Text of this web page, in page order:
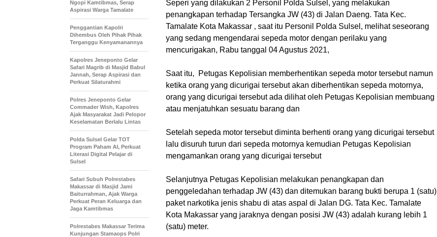
Seperi yang dilakukan 2 Personil Polda Sulsel, yang melakukan
penangkapan terhadap Tersangka JW (43) di Jalan Daeng. Tata Kec.
Tamalate Kota Makassar , saat itu Personil Polda Sulsel, melihat seseorang
yang sedang mengendarai sepeda motor dengan perilaku yang
mencurigakan, Rabu tanggal 04 Agustus 2021,
Saat itu, Petugas Kepolisian memberhentikan sepeda motor tersebut namun
ketika orang yang dicurigai tersebut akan diberhentikan sepeda motornya,
orang yang dicurigai tersebut ada dilihat oleh Petugas Kepolisian membuang
atau menjatuhkan sesuatu barang dan
Setelah sepeda motor tersebut diminta berhenti orang yang dicurigai tersebut
lalu disuruh turun dari sepeda motornya kemudian Petugas Kepolisian
mengamankan orang yang dicurigai tersebut
Selanjutnya Petugas Kepolisian melakukan penangkapan dan
penggeledahan terhadap JW (43) dan ditemukan barang bukti berupa 1 (satu)
paket narkotika jenis shabu di atas aspal di Jalan DG. Tata Kec. Tamalate
Kota Makassar yang jaraknya dengan posisi JW (43) adalah kurang lebih 1
(satu) meter.
Ngopi Kamtibmas, Serap
Aspirasi Warga Tamalate
Penggantian Kapolri
Dihembus Oleh Pihak Pihak
Terganggu Kenyamanannya
Kapolres Jeneponto Gelar
Safari Magrib di Masjid Babul
Jannah, Serap Aspirasi dan
Perkuat Silaturahmi
Polres Jeneponto Gelar
Commader Wish, Kapolres
Ajak Masyarakat Jadi Pelopor
Keselamatan Berlalu Lintas
Polda Sulsel Gelar TOT
Program Paham AI, Perkuat
Literasi Digital Pelajar di
Sulsel
Safari Subuh Polrestabes
Makassar di Masjid Jami
Baiturrahman, Ajak Warga
Perkuat Peran Keluarga dan
Jaga Kamtibmas
Polrestabes Makassar Terima
Kunjungan Stamaops Polri